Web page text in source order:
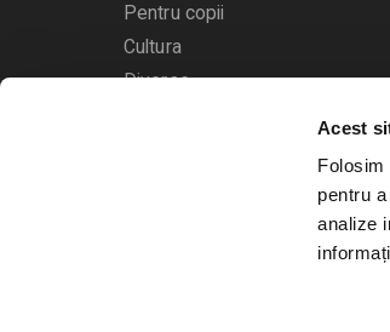
Acest
Folosim
pentru
analize
Pentru copii
Cultura
Diverse
Calendarul evenimentelor